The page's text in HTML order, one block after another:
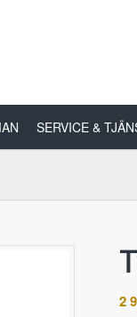
SERVICE &
2